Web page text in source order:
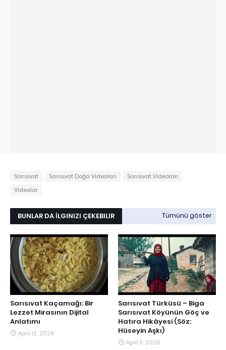
Sarısıvat Sarısıvat Doğa Videoları
Sarısıvat Videoları
Videolar
BUNLAR DA İLGINIZI ÇEKEBILIR Tümünü göster
Sarısıvat Kaçamağı: Bir
Lezzet Mirasının Dijital
Anlatımı
April 12, 2026
Sarısıvat Türküsü – Biga
Sarısıvat Köyünün Göç ve
Hatıra Hikâyesi (Söz:
Hüseyin Aşkı)
April 11, 2026